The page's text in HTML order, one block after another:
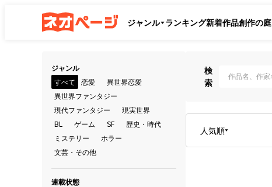
ジャンル ランキング新着作品創作の庭
ジャンル
すべて
恋愛
異世界恋愛
異世界ファンタジー
現代ファンタジー
現実世界
BL
ゲーム SF
歴史・時代
ミステリー
ホラー
文芸・その他
連載状態
検
索
人気順